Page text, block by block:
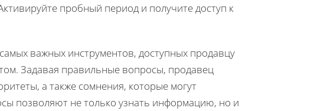
пробный период и получите доступ к
важных инструментов, доступных продавцу
Задавая правильные вопросы, продавец
а также сомнения, которые могут
позволяют не только узнать информацию, но и